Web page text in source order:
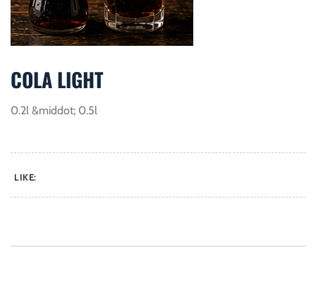
COLA LIGHT
0.2l &middot; 0.5l
LIKE: